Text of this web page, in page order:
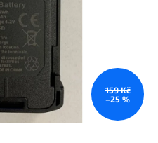
159 Kč
–25 %